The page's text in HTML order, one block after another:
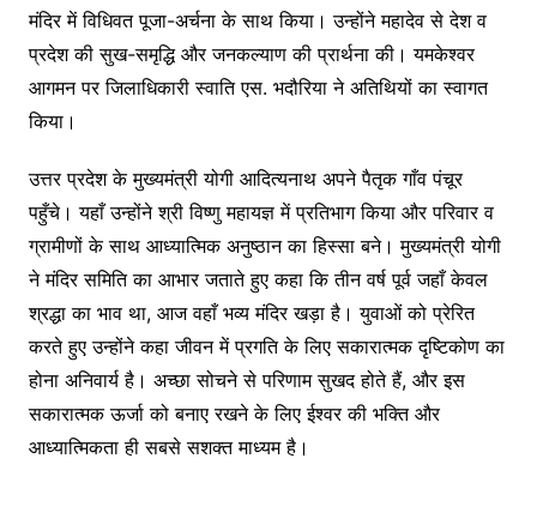
मंदिर में विधिवत पूजा-अर्चना के साथ किया। उन्होंने महादेव से देश व
प्रदेश की सुख-समृद्धि और जनकल्याण की प्रार्थना की। यमकेश्वर
आगमन पर जिलाधिकारी स्वाति एस. भदौरिया ने अतिथियों का स्वागत
किया।
उत्तर प्रदेश के मुख्यमंत्री योगी आदित्यनाथ अपने पैतृक गाँव पंचूर
पहुँचे। यहाँ उन्होंने श्री विष्णु महायज्ञ में प्रतिभाग किया और परिवार व
ग्रामीणों के साथ आध्यात्मिक अनुष्ठान का हिस्सा बने। मुख्यमंत्री योगी
ने मंदिर समिति का आभार जताते हुए कहा कि तीन वर्ष पूर्व जहाँ केवल
श्रद्धा का भाव था, आज वहाँ भव्य मंदिर खड़ा है। युवाओं को प्रेरित
करते हुए उन्होंने कहा जीवन में प्रगति के लिए सकारात्मक दृष्टिकोण का
होना अनिवार्य है। अच्छा सोचने से परिणाम सुखद होते हैं, और इस
सकारात्मक ऊर्जा को बनाए रखने के लिए ईश्वर की भक्ति और
आध्यात्मिकता ही सबसे सशक्त माध्यम है।